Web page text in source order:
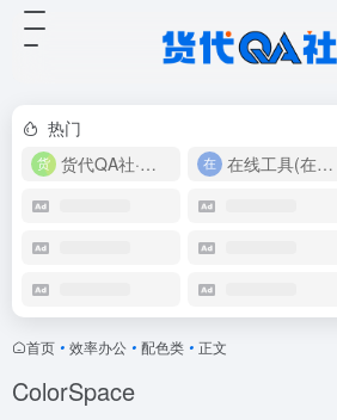
热门
货代QA社·让货代之路更简单！
在线工具(在线实用工具200+)
首页 • 效率办公 • 配色类 • 正文
ColorSpace